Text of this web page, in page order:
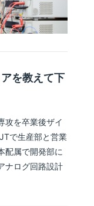
を教えて下
攻を卒業後ザイ
で生産部と営業
配属で開発部に
ナログ回路設計